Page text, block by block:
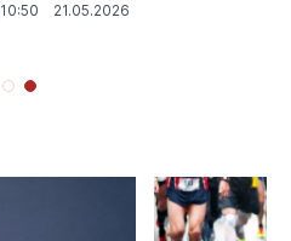
10:50 21.05.2026